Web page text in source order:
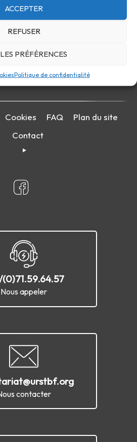
ACCEPTER
REFUSER
PRÉFÉRENCES
Politique de confidentialité
Cookies FAQ
Plan du site
Contact
(0)71.59.64.57
Nous appeler
contacter